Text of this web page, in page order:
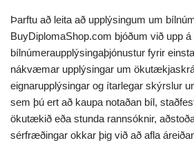
Þarftu að leita að upplýsingum um
BuyDiplomaShop.com bjóðum við upp
bílnúmeraupplýsingaþjónustur fyrir
nákvæmar upplýsingar um
eignarupplýsingar og ítarlegar skýrslur
sem þú ert að kaupa notaðan bíl,
ökutækið eða stunda rannsóknir,
sérfræðingar okkar þig við að afla